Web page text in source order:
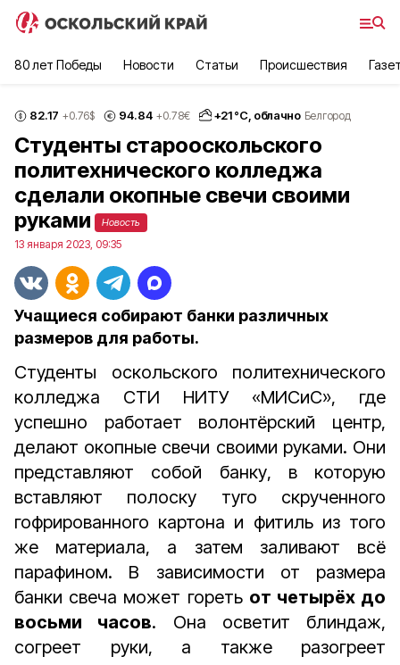
80 лет Победы Новости Статьи Происшествия
82.17 +0.76$ 94.84 +0.78€ +21°С, облачно Белгород
Студенты старооскольского
политехнического колледжа
сделали окопные свечи своими
руками
Новость
13 января 2023, 09:35
Учащиеся собирают банки различных
размеров для работы.
Студенты оскольского политехнического
колледжа СТИ НИТУ «МИСиС», где
успешно работает волонтёрский центр,
делают окопные свечи своими руками. Они
представляют собой банку, в которую
вставляют полоску туго скрученного
гофрированного картона и фитиль из того
же материала, а затем заливают всё
парафином. В зависимости от размера
банки свеча может гореть от четырёх до
восьми часов. Она осветит блиндаж,
согреет руки, а также разогреет